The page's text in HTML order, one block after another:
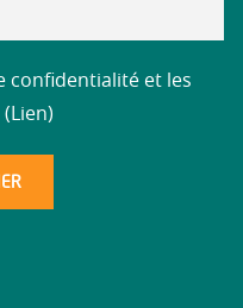
confidentialité et les
( Lien)